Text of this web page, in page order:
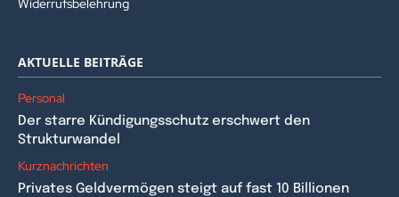
Widerrufsbelehrung
AKTUELLE BEITRÄGE
Personal
Der starre Kündigungsschutz erschwert den
Strukturwandel
Kurznachrichten
Privates Geldvermögen steigt auf fast 10 Billionen